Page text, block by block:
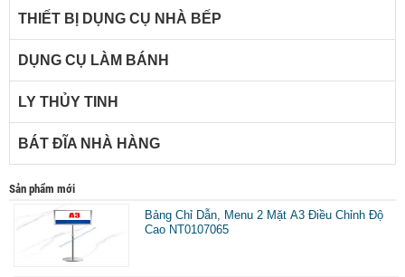
THIẾT BỊ DỤNG CỤ NHÀ BẾP
DỤNG CỤ LÀM BÁNH
LY THỦY TINH
BÁT ĐĨA NHÀ HÀNG
Sản phẩm mới
Bảng Chỉ Dẫn, Menu 2 Mặt A3 Điều Chỉnh Độ
Cao NT0107065